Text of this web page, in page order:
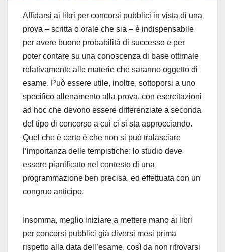
Affidarsi ai libri per concorsi pubblici in vista di una
prova – scritta o orale che sia – è indispensabile
per avere buone probabilità di successo e per
poter contare su una conoscenza di base ottimale
relativamente alle materie che saranno oggetto di
esame. Può essere utile, inoltre, sottoporsi a uno
specifico allenamento alla prova, con esercitazioni
ad hoc che devono essere differenziate a seconda
del tipo di concorso a cui ci si sta approcciando.
Quel che è certo è che non si può tralasciare
l’importanza delle tempistiche: lo studio deve
essere pianificato nel contesto di una
programmazione ben precisa, ed effettuata con un
congruo anticipo.
Insomma, meglio iniziare a mettere mano ai libri
per concorsi pubblici già diversi mesi prima
rispetto alla data dell’esame, così da non ritrovarsi